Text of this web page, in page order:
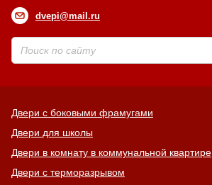
dvepi@mail.ru
Двери с боковыми фрамугами
Двери для школы
Двери в комнату в коммунальной квартире
Двери с терморазрывом